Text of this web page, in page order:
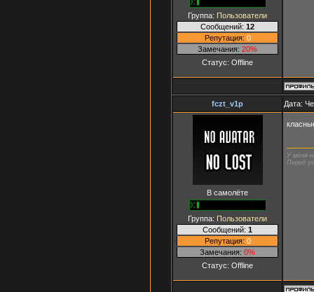
Группа: Пользователи
Сообщений: 12
Репутация: 0
Замечания: 20%
Статус: Offline
fczt_v1p Дата:
В самолёте
Группа: Пользователи
Сообщений: 1
Репутация: 0
Замечания: 0%
Статус: Offline
У меня
Перед